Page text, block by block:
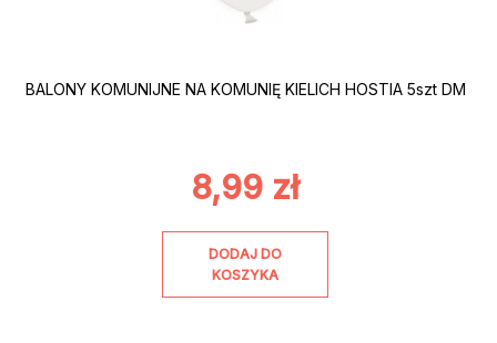
BALONY KOMUNIJNE NA KOMUNIĘ KIELICH HOSTIA 5szt DM
8,99 zł
DODAJ DO
KOSZYKA